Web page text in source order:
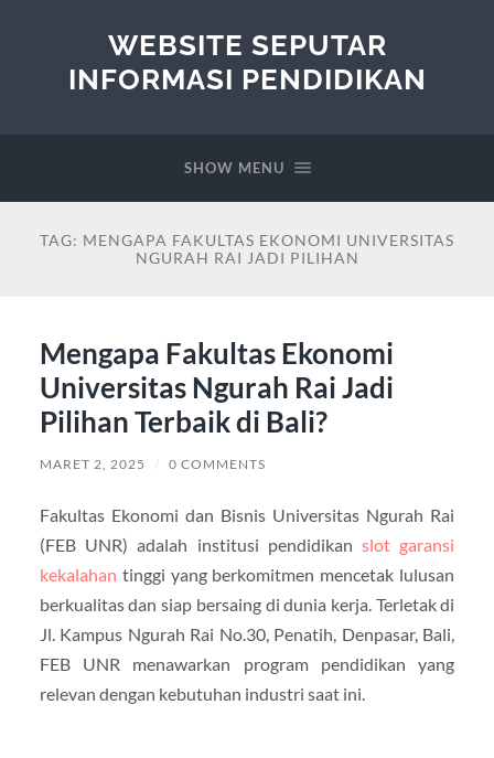
WEBSITE SEPUTAR
INFORMASI PENDIDIKAN
SHOW MENU
TAG: MENGAPA FAKULTAS EKONOMI UNIVERSITAS
NGURAH RAI JADI PILIHAN
Mengapa Fakultas Ekonomi
Universitas Ngurah Rai Jadi
Pilihan Terbaik di Bali?
MARET 2, 2025 / 0 COMMENTS
Fakultas Ekonomi dan Bisnis Universitas Ngurah Rai
(FEB UNR) adalah institusi pendidikan slot garansi
kekalahan tinggi yang berkomitmen mencetak lulusan
berkualitas dan siap bersaing di dunia kerja. Terletak di
Jl. Kampus Ngurah Rai No.30, Penatih, Denpasar, Bali,
FEB UNR menawarkan program pendidikan yang
relevan dengan kebutuhan industri saat ini.